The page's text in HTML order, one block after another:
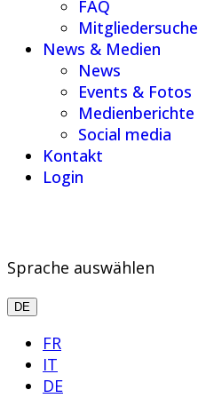
FAQ
Mitgliedersuche
News & Medien
News
Events & Fotos
Medienberichte
Social media
Kontakt
Login
Sprache auswählen
DE
FR
IT
DE